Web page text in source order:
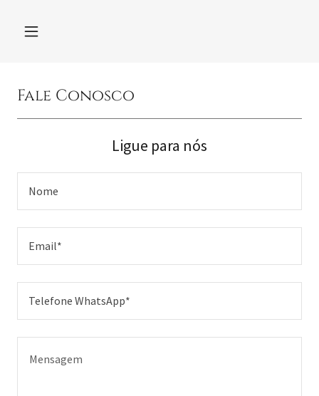
Fale Conosco
Ligue para nós
Nome
Email*
Telefone WhatsApp*